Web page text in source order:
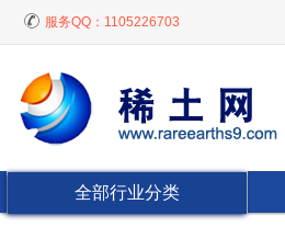
服务QQ： 1105226703
全部行业分类